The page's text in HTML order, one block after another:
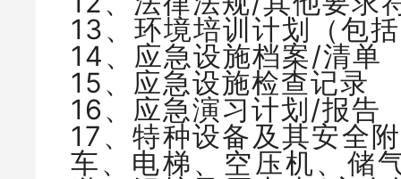
13、环境培训计划（包
14、应急设施档案/清单
15、应急设施检查记录
16、应急演习计划/报告
17、特种设备及其安全
车、电梯、空压机、储